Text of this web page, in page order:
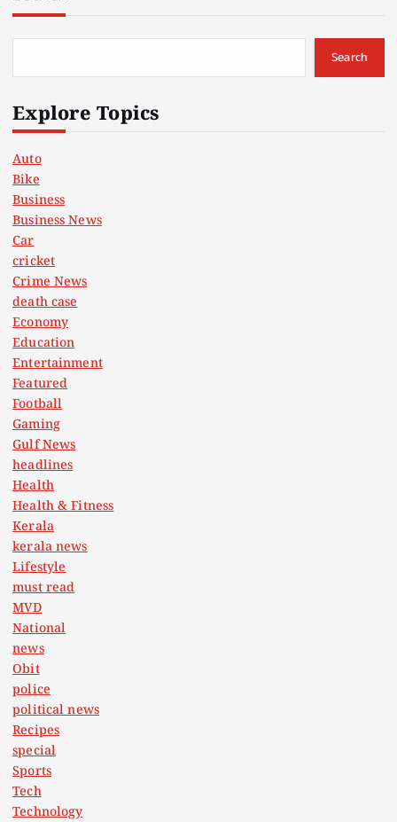
Search
Explore Topics
Auto
Bike
Business
Business News
Car
cricket
Crime News
death case
Economy
Education
Entertainment
Featured
Football
Gaming
Gulf News
headlines
Health
Health & Fitness
Kerala
kerala news
Lifestyle
must read
MVD
National
news
Obit
police
political news
Recipes
special
Sports
Tech
Technology